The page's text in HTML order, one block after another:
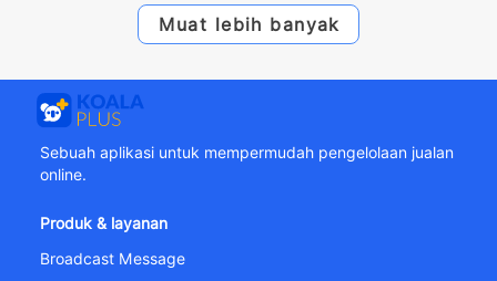
Muat lebih banyak
Sebuah aplikasi untuk mempermudah pengelolaan jualan
online.
Produk & layanan
Broadcast Message